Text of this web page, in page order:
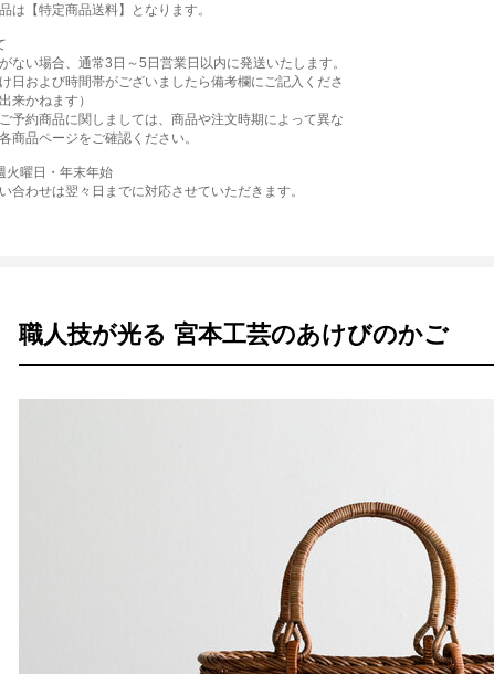
は【特定商品送料】となります。
ない場合、通常3日～5日営業日以内に発送いたします。
日および時間帯がございましたら備考欄にご記入くださ
来かねます）
予約商品に関しましては、商品や注文時期によって異な
商品ページをご確認ください。
火曜日・年末年始
合わせは翌々日までに対応させていただきます。
職人技が光る 宮本工芸のあけびのかご